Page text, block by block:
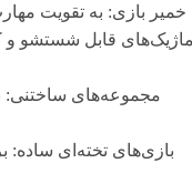
خمیر بازی: به تقویت
قابل شستشو و
مجموعه‌های ساختنی:
بازی‌های تخته‌ای